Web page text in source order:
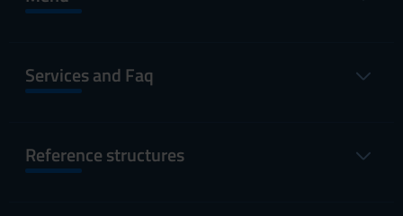
Services and Faq
Reference structures